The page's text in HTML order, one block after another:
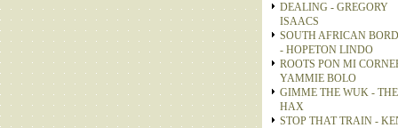
DEALING - GREGORY
ISAACS
SOUTH AFRICAN
- HOPETON LINDO
ROOTS PON MI
YAMMIE BOLO
GIMME THE WUK - THE
HAX
STOP THAT TRAIN -